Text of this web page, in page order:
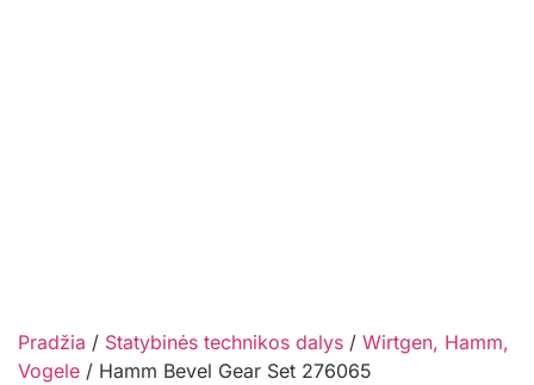
Pradžia / Statybinės technikos dalys / Wirtgen, Hamm,
Vogele / Hamm Bevel Gear Set 276065